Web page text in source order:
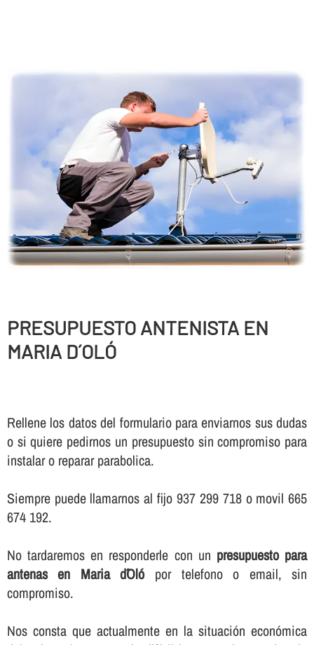
PRESUPUESTO ANTENISTA EN
MARIA D´OLÓ
Rellene los datos del formulario para enviarnos sus dudas
o si quiere pedirnos un presupuesto sin compromiso para
instalar o reparar parabolica.
Siempre puede llamarnos al fijo 937 299 718 o movil 665
674 192.
No tardaremos en responderle con un presupuesto para
antenas en Maria d´Oló por telefono o email, sin
compromiso.
Nos consta que actualmente en la situación económica